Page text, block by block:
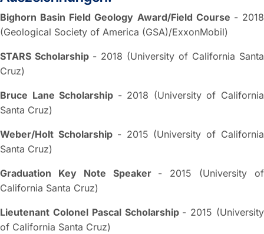
Bighorn Basin Field Geology Award/Field Course - 2018
(Geological Society of America (GSA)/ExxonMobil)
STARS Scholarship - 2018 (University of California Santa
Cruz)
Bruce Lane Scholarship - 2018 (University of California
Santa Cruz)
Weber/Holt Scholarship - 2015 (University of California
Santa Cruz)
Graduation Key Note Speaker - 2015 (University of
California Santa Cruz)
Lieutenant Colonel Pascal Scholarship - 2015 (University
of California Santa Cruz)